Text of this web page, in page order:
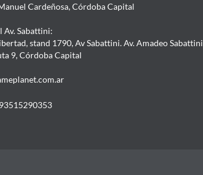
Cardeñosa, Córdoba Capital
Av. Sabattini:
stand 1790, Av Sabattini. Av. Amadeo Sabattini
9, Córdoba Capital